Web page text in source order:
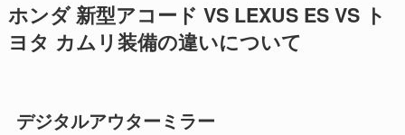
ホンダ 新型アコード VS LEXUS ES VS ト
ヨタ カムリ装備の違いについて
デジタルアウターミラー